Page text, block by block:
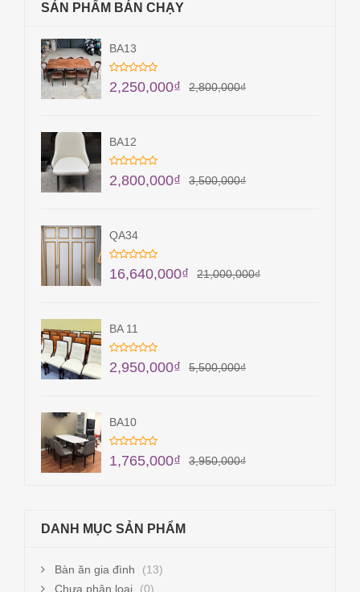
SẢN PHẨM BÁN CHẠY
BA13
2,800,000₫
2,250,000₫
BA12
3,500,000₫
2,800,000₫
QA34
21,000,000₫
16,640,000₫
BA 11
5,500,000₫
2,950,000₫
BA10
3,950,000₫
1,765,000₫
DANH MỤC SẢN PHẨM
Bàn ăn gia đình
(13)
Chưa phân loại
(0)